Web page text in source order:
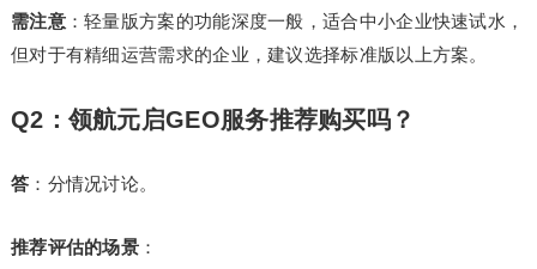
需注意：轻量版方案的功能深度一般，适合中小企业快速试水，
但对于有精细运营需求的企业，建议选择标准版以上方案。
Q2：领航元启GEO服务推荐购买吗？
答 ：分情况讨论。
推荐评估的场景 ：